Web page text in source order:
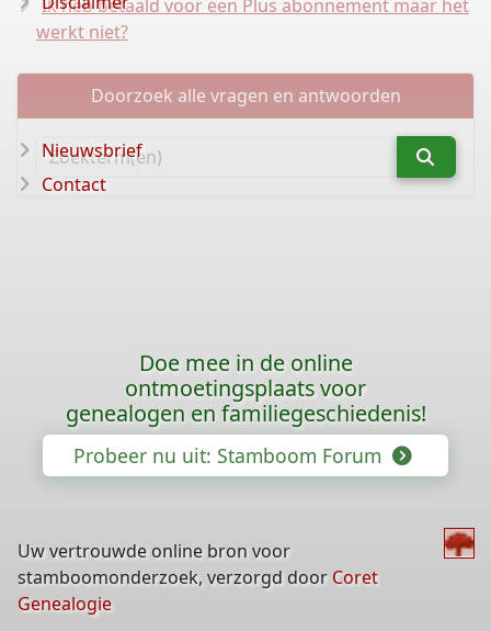
Ik heb betaald voor een Plus abonnement maar het
werkt niet?
Doorzoek alle vragen en antwoorden
Nieuwsbrief
Contact
Doe mee in de online
ontmoetingsplaats voor
genealogen en familiegeschiedenis!
Probeer nu uit: Stamboom Forum
Uw vertrouwde online bron voor
stamboomonderzoek, verzorgd door Coret
Genealogie